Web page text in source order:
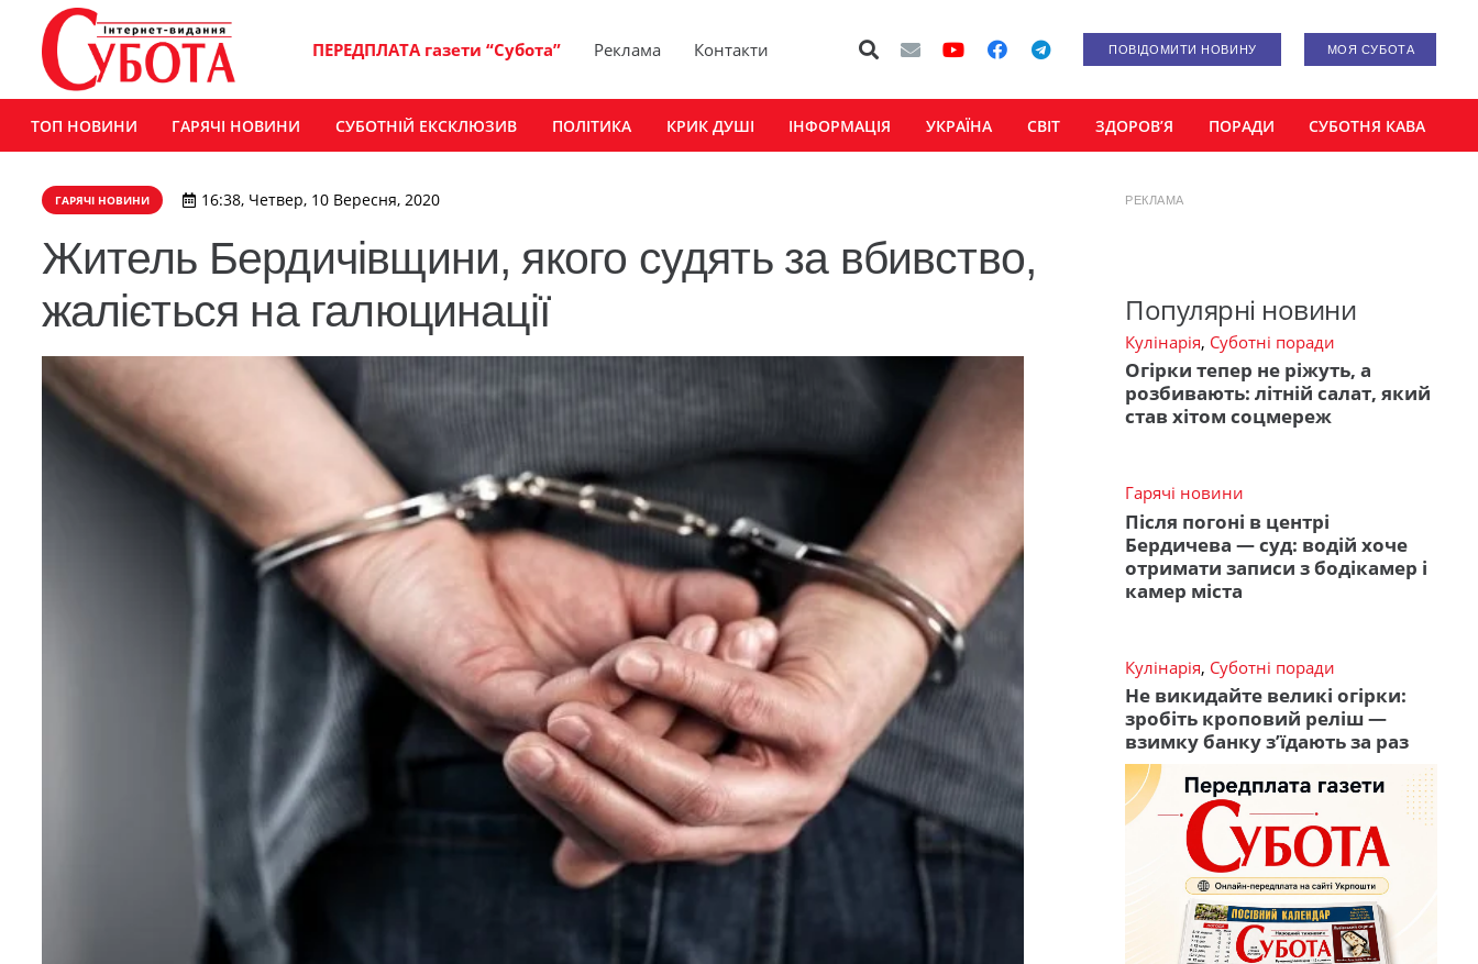
ПЕРЕДПЛАТА газети “Субота” Реклама Контакти ПОВІДОМИТИ НОВИНУ МОЯ СУБОТА
ТОП НОВИНИ ГАРЯЧІ НОВИНИ СУБОТНІЙ ЕКСКЛЮЗИВ ПОЛІТИКА КРИК ДУШІ ІНФОРМАЦІЯ УКРАЇНА СВІТ ЗДОРОВ’Я ПОРАДИ СУБОТНЯ КАВА
ГАРЯЧІ НОВИНИ 16:38, Четвер, 10 Вересня, 2020
Житель Бердичівщини, якого судять за вбивство,
жаліється на галюцинації
РЕКЛАМА
Популярні новини
Кулінарія, Суботні поради
Огірки тепер не ріжуть, а
розбивають: літній салат, який
став хітом соцмереж
Гарячі новини
Після погоні в центрі
Бердичева — суд: водій хоче
отримати записи з бодікамер і
камер міста
Кулінарія, Суботні поради
Не викидайте великі огірки:
зробіть кроповий реліш —
взимку банку з’їдають за раз